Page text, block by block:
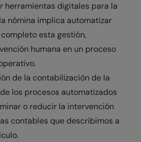
herramientas digitales para la
nómina implica automatizar
esta gestión,
humana en un proceso
de la contabilización de la
los procesos automatizados
o reducir la intervención
contables que describimos a